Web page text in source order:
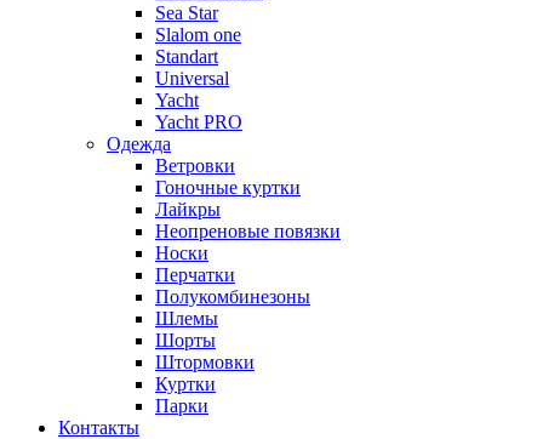
Sea Star
Slalom one
Standart
Universal
Yacht
Yacht PRO
Одежда
Ветровки
Гоночные куртки
Лайкры
Неопреновые повязки
Носки
Перчатки
Полукомбинезоны
Шлемы
Шорты
Штормовки
Куртки
Парки
Контакты